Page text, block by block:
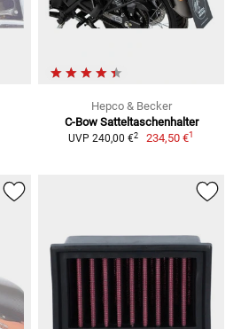
Hepco & Becker
C-Bow Satteltaschenhalter
UVP 240,00 €2 234,50 €1